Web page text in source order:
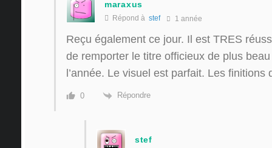
maraxus
Répond à stef 1 année
Reçu également ce jour. Il est TRES
de remporter le titre officieux de plus
l’année. Le visuel est parfait. Les finitions
0 Répondre
stef